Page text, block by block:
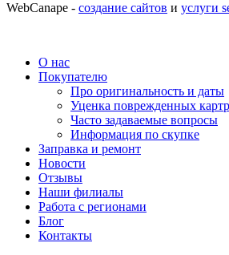
WebCanape - создание сайтов и услуги
О нас
Покупателю
Про оригинальность и даты
Уценка поврежденных
Часто задаваемые вопросы
Информация по скупке
Заправка и ремонт
Новости
Отзывы
Наши филиалы
Работа с регионами
Блог
Контакты